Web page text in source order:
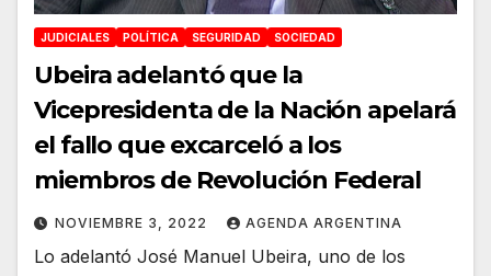
JUDICIALES POLÍTICA SEGURIDAD SOCIEDAD
Ubeira adelantó que la
Vicepresidenta de la Nación apelará
el fallo que excarceló a los
miembros de Revolución Federal
NOVIEMBRE 3, 2022 AGENDA ARGENTINA
Lo adelantó José Manuel Ubeira, uno de los